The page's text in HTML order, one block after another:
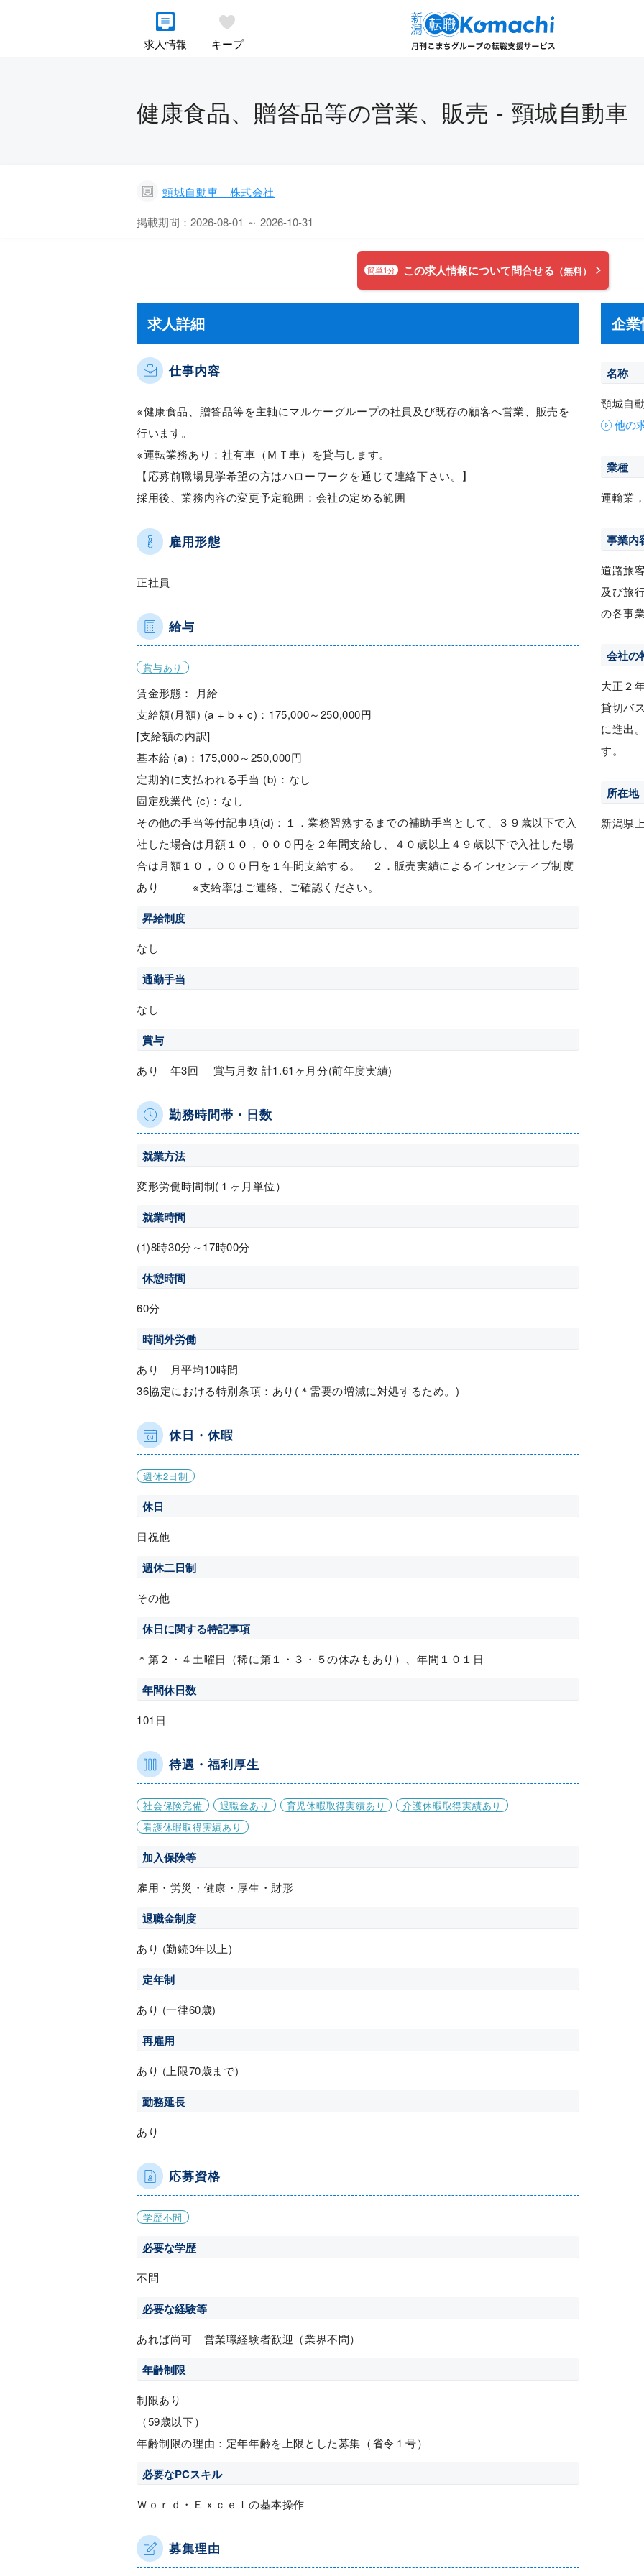
求人情報 キープ
健康食品、贈答品等の営業、販売 - 頸城自動
頸城自動車 株式会社
掲載期間：2026-08-01 ～ 2026-10-31
簡単1分 この求人情報について問合せる （無料）
求人詳細
仕事内容
※健康食品、贈答品等を主軸にマルケーグループの社員及び既存の顧客へ営業、販売を
行います。
※運転業務あり：社有車（ＭＴ車）を貸与します。
【応募前職場見学希望の方はハローワークを通じて連絡下さい。】
採用後、業務内容の変更予定範囲：会社の定める範囲
雇用形態
正社員
給与
賞与あり
賃金形態： 月給
支給額(月額) (a + b + c)：175,000～250,000円
[支給額の内訳]
基本給 (a)：175,000～250,000円
定期的に支払われる手当 (b)：なし
固定残業代 (c)：なし
その他の手当等付記事項(d)：１．業務習熟するまでの補助手当として、３９歳以下で入
社した場合は月額１０，０００円を２年間支給し、４０歳以上４９歳以下で入社した場
合は月額１０，０００円を１年間支給する。 ２．販売実績によるインセンティブ制度
あり ※支給率はご連絡、ご確認ください。
昇給制度
なし
通勤手当
なし
賞与
あり 年3回 賞与月数 計1.61ヶ月分(前年度実績)
勤務時間帯・日数
就業方法
変形労働時間制(１ヶ月単位）
就業時間
(1)8時30分～17時00分
休憩時間
60分
時間外労働
あり 月平均10時間
36協定における特別条項：あり(＊需要の増減に対処するため。)
休日・休暇
週休2日制
休日
日祝他
週休二日制
その他
休日に関する特記事項
＊第２・４土曜日（稀に第１・３・５の休みもあり）、年間１０１日
年間休日数
101日
待遇・福利厚生
社会保険完備 退職金あり 育児休暇取得実績あり
介護休暇取得実績あり
看護休暇取得実績あり
加入保険等
雇用・労災・健康・厚生・財形
退職金制度
あり (勤続3年以上)
定年制
あり (一律60歳)
再雇用
あり (上限70歳まで)
勤務延長
あり
応募資格
学歴不問
必要な学歴
不問
必要な経験等
あれば尚可 営業職経験者歓迎（業界不問）
年齢制限
制限あり
（59歳以下）
年齢制限の理由：定年年齢を上限とした募集（省令１号）
必要なPCスキル
Ｗｏｒｄ・Ｅｘｃｅｌの基本操作
募集理由
企
名称
頸城自
他の
業種
運輸業
事業内
道路旅
及び旅
の各事業
会社の
大正２
貸切バ
に進出
す。
所在地
新潟県